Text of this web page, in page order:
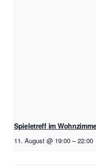
Spieletreff im
11. August @ 19:00 – 22:00